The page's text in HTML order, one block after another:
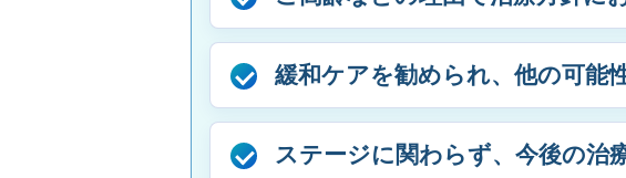
緩和ケアを勧められ、他の可能
ステージに関わらず、今後の治